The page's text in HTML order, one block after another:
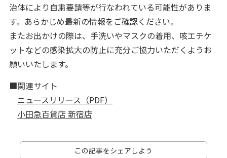
治体により自粛要請等が行なわれている可能性がありま
す。あらかじめ最新の情報をご確認ください。
またお出かけの際は、手洗いやマスクの着用、咳エチケ
ットなどの感染拡大の防止に充分ご協力いただくようお
願いいたします。
■関連サイト
ニュースリリース（PDF）
小田急百貨店 新宿店
この記事をシェアしよう